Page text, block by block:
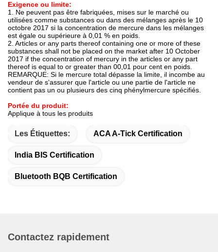
Exigence ou limite:
1. Ne peuvent pas être fabriquées, mises sur le marché ou
utilisées comme substances ou dans des mélanges après le 10
octobre 2017 si la concentration de mercure dans les mélanges
est égale ou supérieure à 0,01 % en poids.
2. Articles or any parts thereof containing one or more of these
substances shall not be placed on the market after 10 October
2017 if the concentration of mercury in the articles or any part
thereof is equal to or greater than 00,01 pour cent en poids.
REMARQUE: Si le mercure total dépasse la limite, il incombe au
vendeur de s'assurer que l'article ou une partie de l'article ne
contient pas un ou plusieurs des cinq phénylmercure spécifiés.
Portée du produit:
Applique à tous les produits
Les Étiquettes: ACA A-Tick Certification
India BIS Certification
Bluetooth BQB Certification
Contactez rapidement